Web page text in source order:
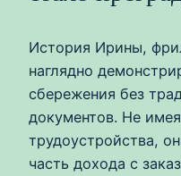
История Ирины,
наглядно
сбережения без
документов. Не
трудоустройства,
часть дохода с